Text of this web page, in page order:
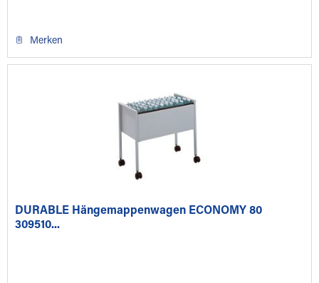
Merken
DURABLE Hängemappenwagen ECONOMY 80
309510...